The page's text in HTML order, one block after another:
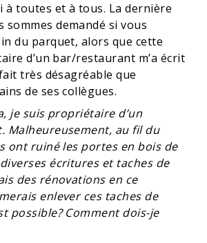
à toutes et à tous. La dernière
sommes demandé si vous
du parquet, alors que cette
d’un bar/restaurant m’a écrit
très désagréable que
de ses collègues.
je suis propriétaire d’un
Malheureusement, au fil du
ont ruiné les portes en bois de
écritures et taches de
des rénovations en ce
enlever ces taches de
possible? Comment dois-je